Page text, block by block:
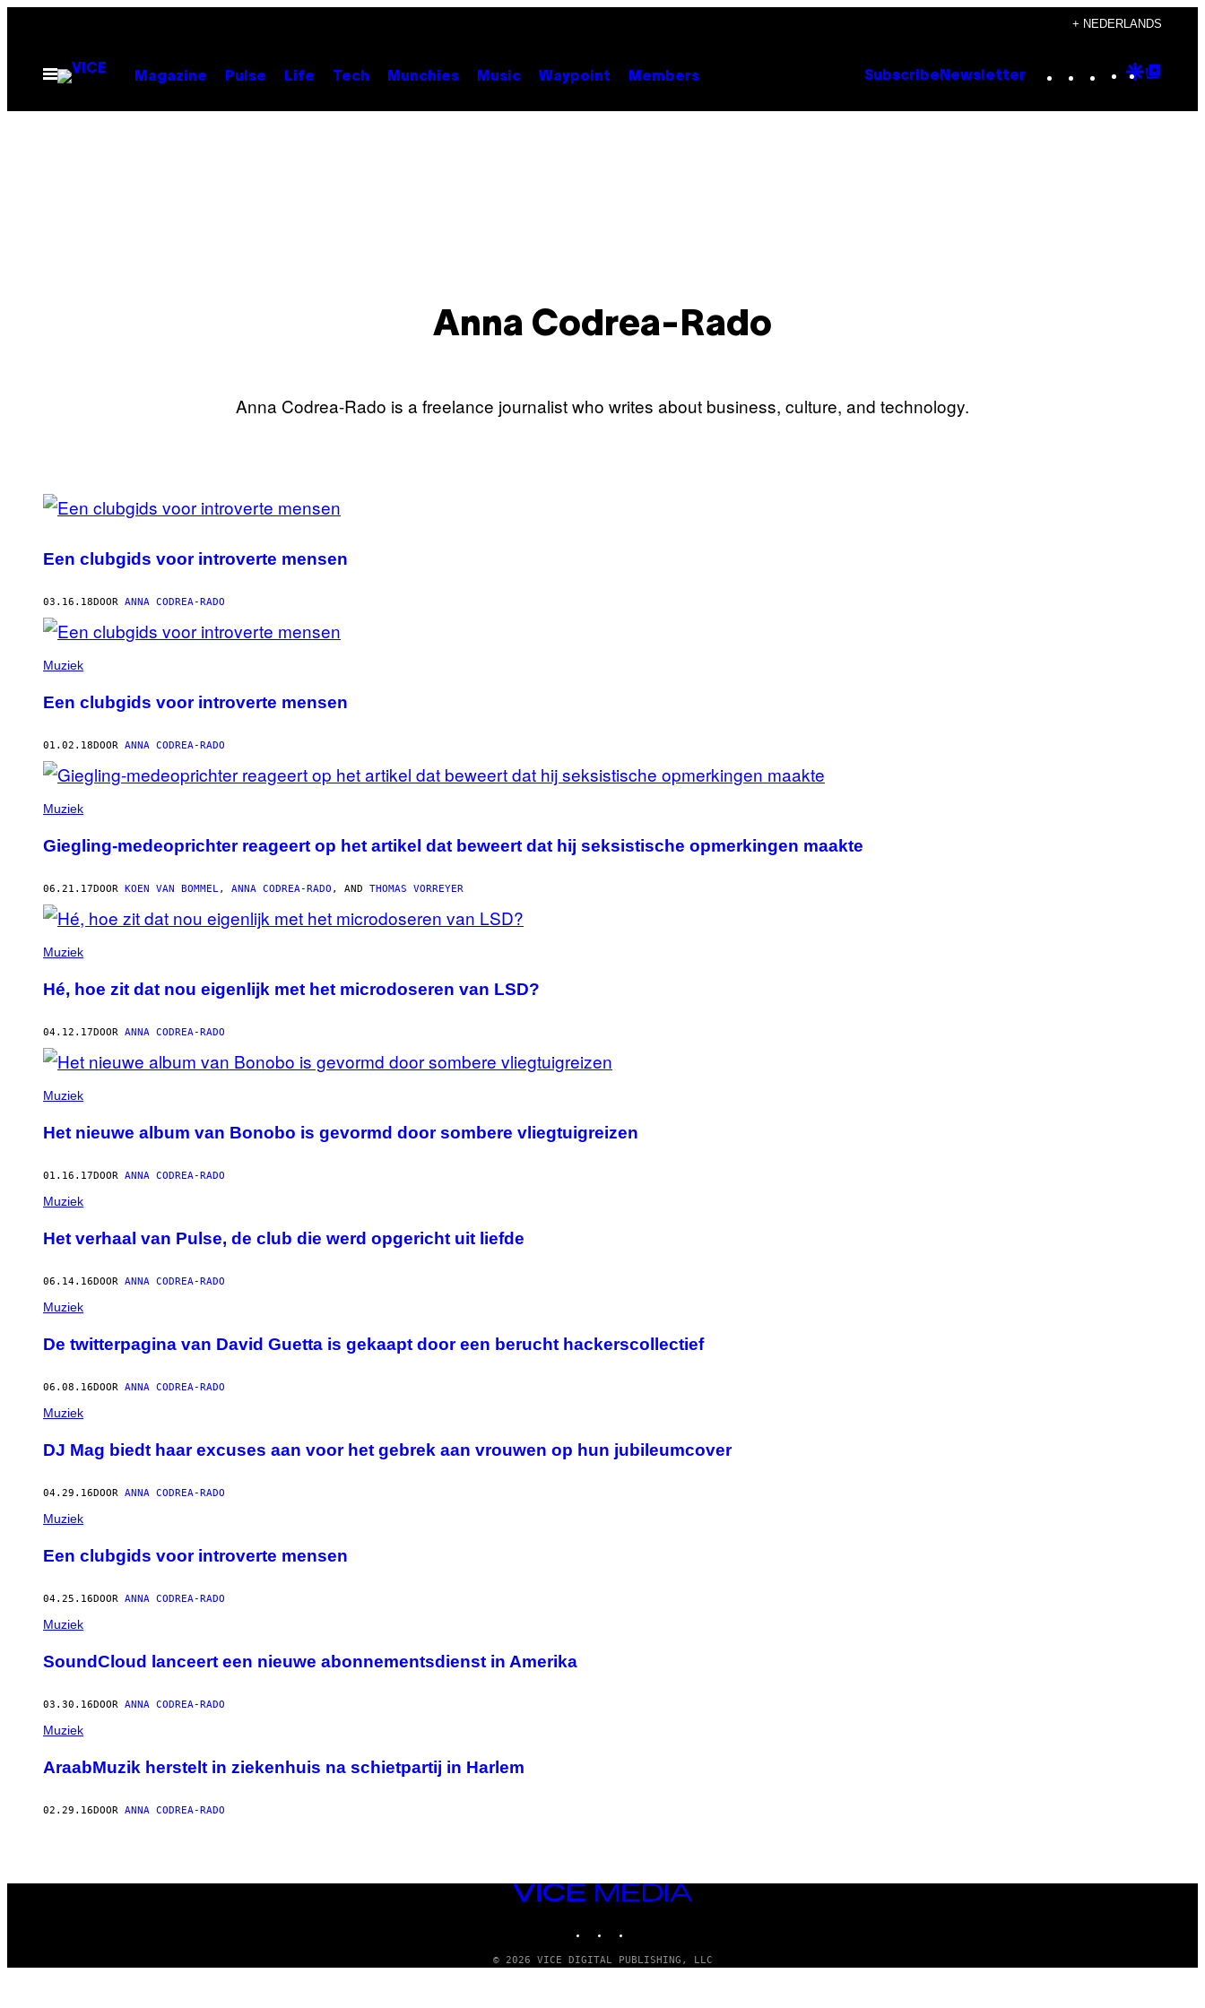
+ NEDERLANDS
Open
menu
Magazine Pulse Life Tech Munchies Music Waypoint Members Subscribe Newsletter Instagram
TikTok
YouTube
Google
Anna Codrea-Rado
Anna Codrea-Rado is a freelance journalist who writes about business, culture, and technology.
POSTS
THIS
AUTHOR
Een clubgids voor introverte mensen
03.16.18DOOR ANNA CODREA-RADO
Muziek
Een clubgids voor introverte mensen
01.02.18DOOR ANNA CODREA-RADO
Muziek
Giegling-medeoprichter reageert op het artikel dat beweert dat hij seksistische opmerkingen maakte
06.21.17DOOR KOEN VAN BOMMEL, ANNA CODREA-RADO , AND THOMAS VORREYER
Muziek
Hé, hoe zit dat nou eigenlijk met het microdoseren van LSD?
04.12.17DOOR ANNA CODREA-RADO
Muziek
Het nieuwe album van Bonobo is gevormd door sombere vliegtuigreizen
01.16.17DOOR ANNA CODREA-RADO
Muziek
Het verhaal van Pulse, de club die werd opgericht uit liefde
06.14.16DOOR ANNA CODREA-RADO
Muziek
De twitterpagina van David Guetta is gekaapt door een berucht hackerscollectief
06.08.16DOOR ANNA CODREA-RADO
Muziek
DJ Mag biedt haar excuses aan voor het gebrek aan vrouwen op hun jubileumcover
04.29.16DOOR ANNA CODREA-RADO
Muziek
Een clubgids voor introverte mensen
04.25.16DOOR ANNA CODREA-RADO
Muziek
SoundCloud lanceert een nieuwe abonnementsdienst in Amerika
03.30.16DOOR ANNA CODREA-RADO
Muziek
AraabMuzik herstelt in ziekenhuis na schietpartij in Harlem
02.29.16DOOR ANNA CODREA-RADO
VICE
© 2026 VICE DIGITAL PUBLISHING, LLC